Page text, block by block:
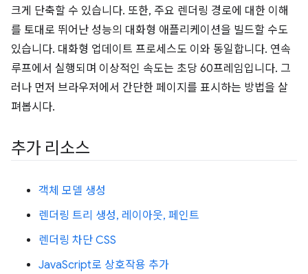
크게 단축할 수 있습니다. 또한, 주요 렌더링 경로에 대한 이해
를 토대로 뛰어난 성능의 대화형 애플리케이션을 빌드할 수도
있습니다. 대화형 업데이트 프로세스도 이와 동일합니다. 연속
루프에서 실행되며 이상적인 속도는 초당 60프레임입니다. 그
러나 먼저 브라우저에서 간단한 페이지를 표시하는 방법을 살
펴봅시다.
추가 리소스
객체 모델 생성
렌더링 트리 생성, 레이아웃, 페인트
렌더링 차단 CSS
JavaScript로 상호작용 추가